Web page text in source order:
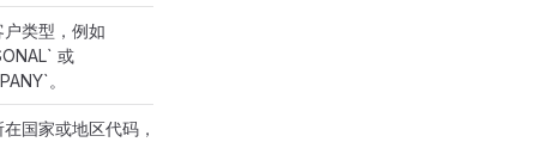
户类型，例如
或
。
国家或地区代码，